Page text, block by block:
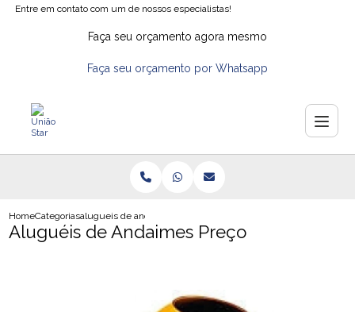
Entre em contato com um de nossos especialistas!
Faça seu orçamento agora mesmo
Faça seu orçamento por Whatsapp
HomeCategoriasalugueis de andaimes preco
Aluguéis de Andaimes Preço